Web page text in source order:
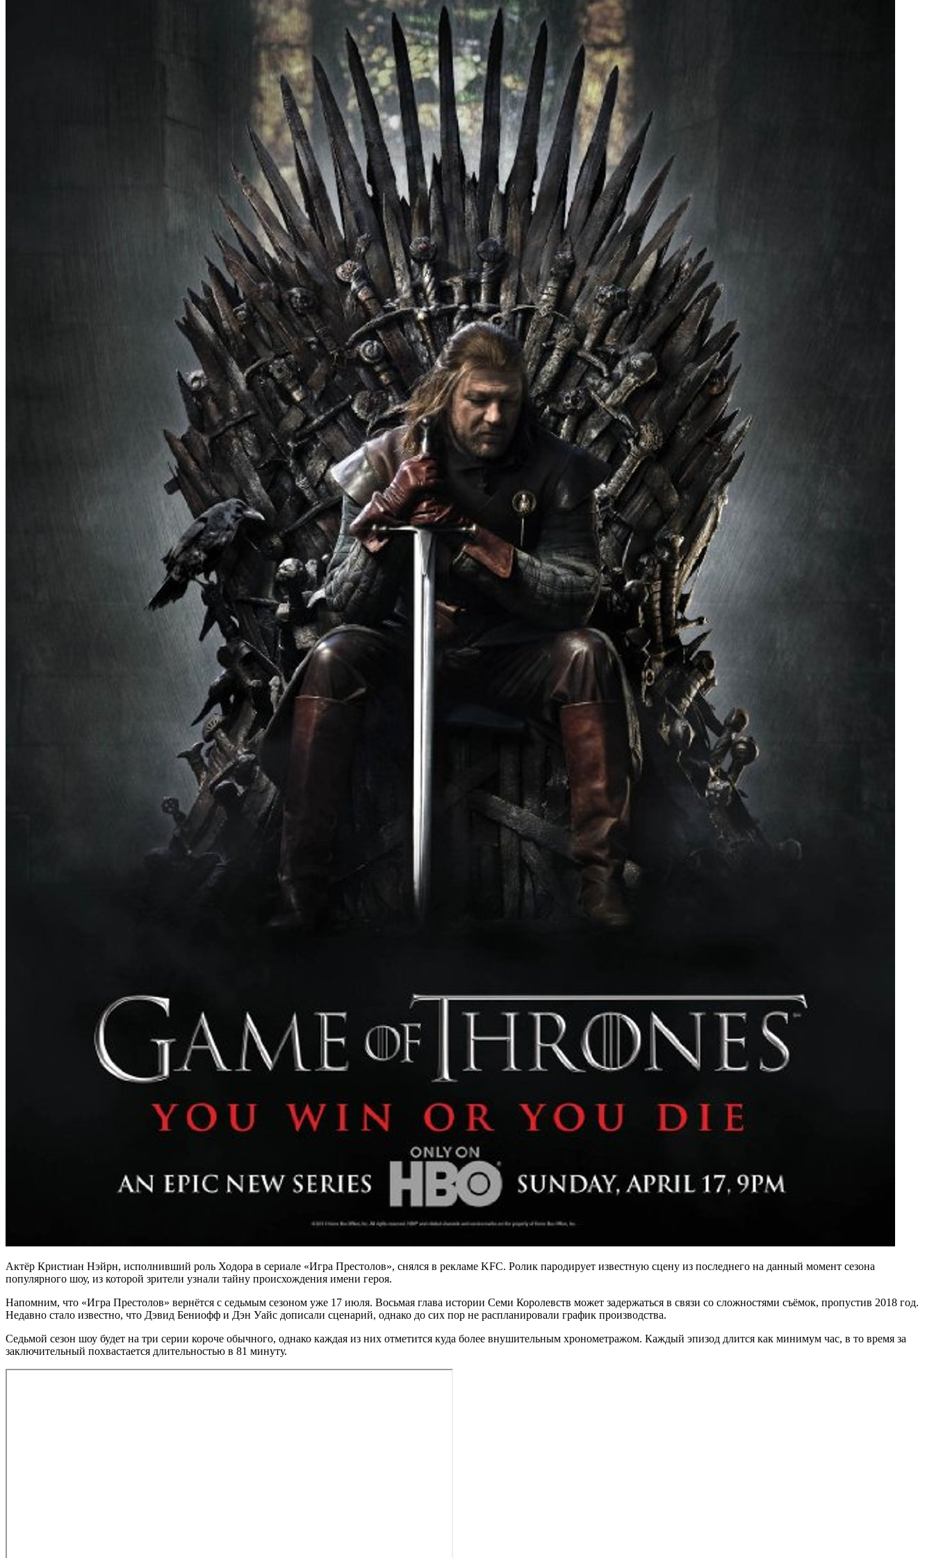
Актёр Кристиан Нэйрн, исполнивший роль Ходора в сериале «Игра Престолов», снялся в рекламе KFC. Ролик пародирует известную сцену из последнего на данный момент сезона
популярного шоу, из которой зрители узнали тайну происхождения имени героя.
Напомним, что «Игра Престолов» вернётся с седьмым сезоном уже 17 июля. Восьмая глава истории Семи Королевств может задержаться в связи со сложностями съёмок, пропустив 2018 год.
Недавно стало известно, что Дэвид Бениофф и Дэн Уайс дописали сценарий, однако до сих пор не распланировали график производства.
Седьмой сезон шоу будет на три серии короче обычного, однако каждая из них отметится куда более внушительным хронометражом. Каждый эпизод длится как минимум час, в то время за
заключительный похвастается длительностью в 81 минуту.